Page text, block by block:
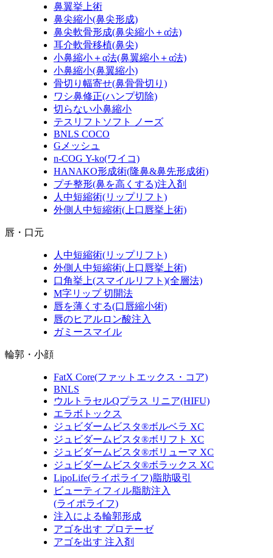
鼻翼挙上術
鼻尖縮小(鼻尖形成)
鼻尖軟骨形成(鼻尖縮小＋α法)
耳介軟骨移植(鼻尖)
小鼻縮小＋α法(鼻翼縮小＋α法)
小鼻縮小(鼻翼縮小)
骨切り幅寄せ(鼻骨骨切り)
ワシ鼻修正(ハンプ切除)
切らない小鼻縮小
テスリフトソフト ノーズ
BNLS COCO
Gメッシュ
n-COG Y-ko(ワイコ)
HANAKO形成術(隆鼻&鼻先形成術)
プチ整形(鼻を高くする)注入剤
人中短縮術(リップリフト)
外側人中短縮術(上口唇挙上術)
唇・口元
人中短縮術(リップリフト)
外側人中短縮術(上口唇挙上術)
口角挙上(スマイルリフト)(全層法)
M字リップ 切開法
唇を薄くする(口唇縮小術)
唇のヒアルロン酸注入
ガミースマイル
輪郭・小顔
FatX Core(ファットエックス・コア)
BNLS
ウルトラセルQプラス リニア(HIFU)
エラボトックス
ジュビダームビスタ®ボルベラ XC
ジュビダームビスタ®ボリフト XC
ジュビダームビスタ®ボリューマ XC
ジュビダームビスタ®ボラックス XC
LipoLife(ライポライフ)脂肪吸引
ビューティフィル脂肪注入
(ライポライフ)
注入による輪郭形成
アゴを出す プロテーゼ
アゴを出す 注入剤